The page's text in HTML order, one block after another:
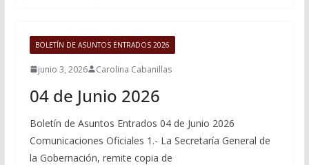
BOLETÍN DE ASUNTOS ENTRADOS 2026
junio 3, 2026 Carolina Cabanillas
04 de Junio 2026
Boletín de Asuntos Entrados 04 de Junio 2026
Comunicaciones Oficiales 1.- La Secretaría General de
la Gobernación, remite copia de